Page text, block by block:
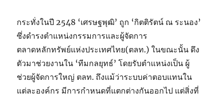
กระทั่งในปี 2548 ‘เศรษฐพุฒิ’ ถูก ‘กิตติรัตน์ ณ ระนอง’
ซึ่งดำรงตำแหน่งกรรมการและผู้จัดการ
ตลาดหลักทรัพย์แห่งประเทศไทย(ตลท.) ในขณะนั้น ดึง
ตัวมาช่วยงานใน ‘ทีมกลยุทธ์’ โดยรับตำแหน่งเป็น ผู้
ช่วยผู้จัดการใหญ่ ตลท. ถึงแม้ว่าระบบค่าตอบแทนใน
แต่ละองค์กร มีการกำหนดที่แตกต่างกันออกไป แต่สิ่งที่